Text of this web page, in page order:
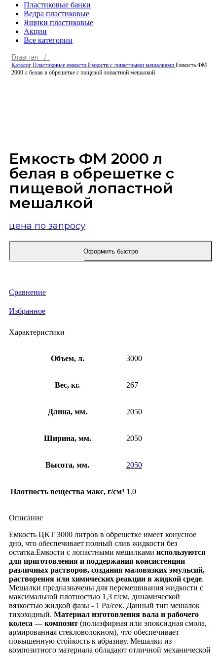
Пластиковые банки
Ведра пластиковые
Ящики пластиковые
Акции
Все категории
Главная /
Каталог Пластиковые емкости Емкости с лопастными мешалками Емкость ФМ
2000 л белая в обрешетке с пищевой лопастной мешалкой
Емкость ФМ 2000 л
белая в обрешетке с
пищевой лопастной
мешалкой
цена по запросу
Оформить быстро
Сравнение
Избранное
Характеристики
Объем, л. 3000
Вес, кг. 267
Длина, мм. 2050
Ширина, мм. 2050
Высота, мм. 2050
Плотность вещества макс, г/см³ 1.0
Описание
Емкость ЦКТ 3000 литров в обрешетке имеет конусное
дно, что обеспечивает полный слив жидкости без
остатка.Емкости с лопастными мешалками используются
для приготовления и поддержания консистенции
различных растворов, создания маловязких эмульсий,
растворения или химических реакции в жидкой среде.
Мешалки предназначены для перемешивания жидкости с
максимальной плотностью 1,3 г/см, динамической
вязкостью жидкой фазы ‐ 1 Ра/сек. Данный тип мешалок
тихоходный. Материал изготовления вала и рабочего
колеса — композит (полиэфирная или эпоксидная смола,
армированная стекловолокном), что обеспечивает
повышенную стойкость к абразиву. Мешалки из
композитного материала обладают отличной механической